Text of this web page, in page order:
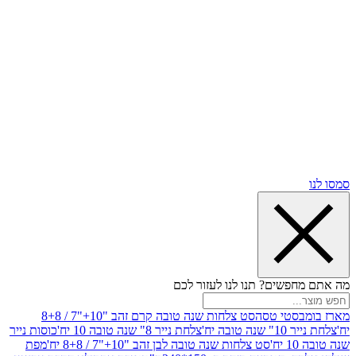
תנו לנו לעזור לכם
טסה
סט צלחות שנה טובה קרם זהב "10+"7 / 8+8
יח'
צלחת נייר 8" שנה טובה 10 יח'
כוסות נייר
סט צלחות שנה טובה לבן זהב "10+"7 / 8+8 יח'
מפת